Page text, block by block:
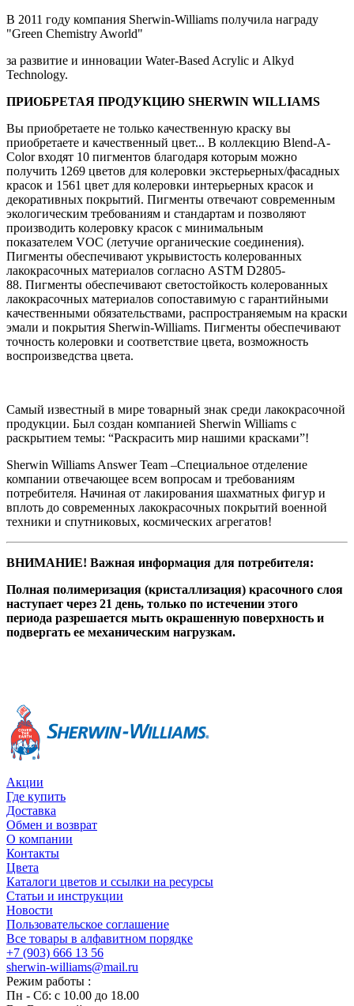
В 2011 году компания Sherwin-Williams получила награду
"Green Chemistry Aworld"
за развитие и инновации Water-Based Acrylic и Alkyd
Technology.
ПРИОБРЕТАЯ ПРОДУКЦИЮ SHERWIN WILLIAMS
Вы приобретаете не только качественную краску вы
приобретаете и качественный цвет... В коллекцию Blend-A-
Color входят 10 пигментов благодаря которым можно
получить 1269 цветов для колеровки экстерьерных/фасадных
красок и 1561 цвет для колеровки интерьерных красок и
декоративных покрытий. Пигменты отвечают современным
экологическим требованиям и стандартам и позволяют
производить колеровку красок с минимальным
показателем VOC (летучие органические соединения).
Пигменты обеспечивают укрывистость колерованных
лакокрасочных материалов согласно ASTM D2805-
88. Пигменты обеспечивают светостойкость колерованных
лакокрасочных материалов сопоставимую с гарантийными
качественными обязательствами, распространяемым на краски
эмали и покрытия Sherwin-Williams. Пигменты обеспечивают
точность колеровки и соответствие цвета, возможность
воспроизведства цвета.
Самый известный в мире товарный знак среди лакокрасочной
продукции. Был создан компанией Sherwin Williams с
раскрытием темы: “Раскрасить мир нашими красками”!
Sherwin Williams Answer Team –Специальное отделение
компании отвечающее всем вопросам и требованиям
потребителя. Начиная от лакирования шахматных фигур и
вплоть до современных лакокрасочных покрытий военной
техники и спутниковых, космических агрегатов! ​​​​​​​
ВНИМАНИЕ! Важная информация для потребителя:
Полная полимеризация (кристаллизация) красочного слоя
наступает через 21 день, только по истечении этого
периода разрешается мыть окрашенную поверхность и
подвергать ее механическим нагрузкам.
Акции
Где купить
Доставка
Обмен и возврат
О компании
Контакты
Цвета
Каталоги цветов и ссылки на ресурсы
Статьи и инструкции
Новости
Пользовательское соглашение
Все товары в алфавитном порядке
+7 (903) 666 13 56
sherwin-williams@mail.ru
Режим работы :
Пн - Сб: с 10.00 до 18.00